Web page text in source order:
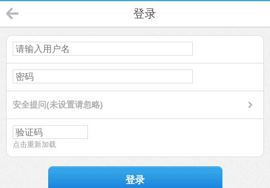
登录
安全提问(未设置请忽略)
点击重新加载
登录